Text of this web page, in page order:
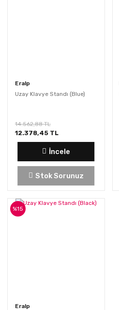
Eralp
Uzay Klavye Standı (Blue)
14.562,88 TL
12.378,45 TL
İncele
Stok Sorunuz
Eralp
%15